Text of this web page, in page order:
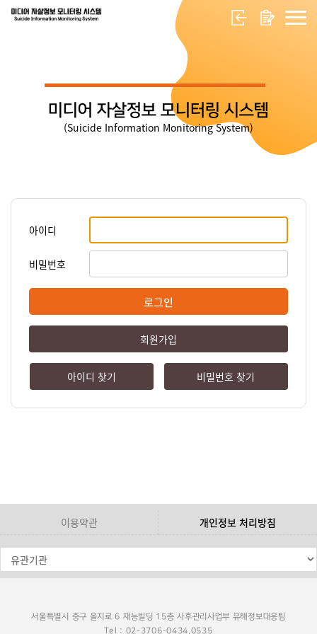
미디어 자살정보 모니터링 시스템
(Suicide Information Monitoring System)
아이디
비밀번호
로그인
회원가입
아이디 찾기 비밀번호 찾기
이용약관 개인정보 처리방침
서울특별시 중구 을지로 6 재능빌딩 15층 사후관리사업부 유해정보대응팀
Tel : 02-3706-0434,0535